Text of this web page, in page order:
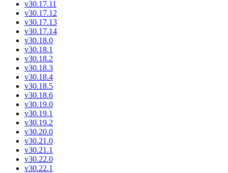
v30.17.11
v30.17.12
v30.17.13
v30.17.14
v30.18.0
v30.18.1
v30.18.2
v30.18.3
v30.18.4
v30.18.5
v30.18.6
v30.19.0
v30.19.1
v30.19.2
v30.20.0
v30.21.0
v30.21.1
v30.22.0
v30.22.1